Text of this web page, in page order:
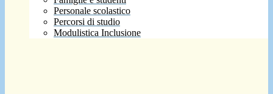
Personale scolastico
Percorsi di studio
Modulistica Inclusione